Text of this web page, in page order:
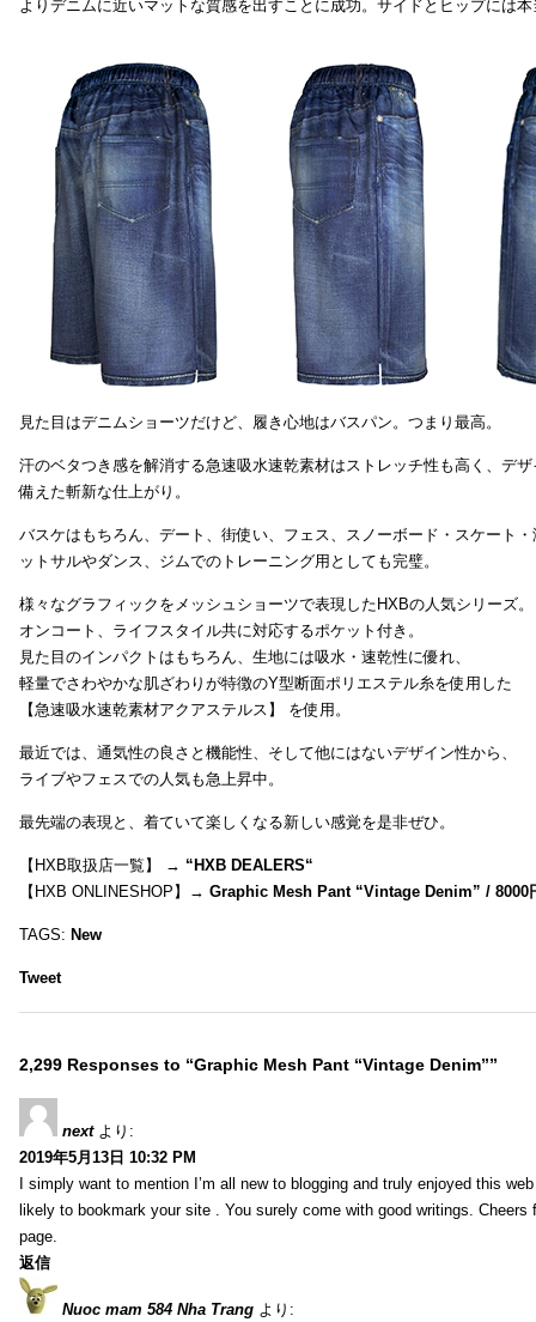
よりデニムに近いマットな質感を出すことに成功。サイドとヒップには
見た目はデニムショーツだけど、履き心地はバスパン。つまり最高。
汗のベタつき感を解消する急速吸水速乾素材はストレッチ性も高く、デ
備えた斬新な仕上がり。
バスケはもちろん、デート、街使い、フェス、スノーボード・スケート
ットサルやダンス、ジムでのトレーニング用としても完璧。
様々なグラフィックをメッシュショーツで表現したHXBの人気シリーズ。
オンコート、ライフスタイル共に対応するポケット付き。
見た目のインパクトはもちろん、生地には吸水・速乾性に優れ、
軽量でさわやかな肌ざわりが特徴のY型断面ポリエステル糸を使用した
【急速吸水速乾素材アクアステルス】 を使用。
最近では、通気性の良さと機能性、そして他にはないデザイン性から、
ライブやフェスでの人気も急上昇中。
最先端の表現と、着ていて楽しくなる新しい感覚を是非ぜひ。
【HXB取扱店一覧】 → “HXB DEALERS“
【HXB ONLINESHOP】→ Graphic Mesh Pant “Vintage Denim” / 8000
TAGS: New
Tweet
2,299 Responses to “Graphic Mesh Pant “Vintage Denim””
next より:
2019年5月13日 10:32 PM
I simply want to mention I’m all new to blogging and truly enjoyed this
likely to bookmark your site . You surely come with good writings. Cheers
page.
返信
Nuoc mam 584 Nha Trang より: